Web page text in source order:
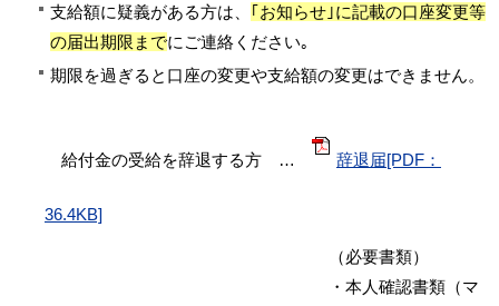
支給額に疑義がある方は、
｢お知らせ｣に記載の口座変更等
の届出期限までにご連絡ください｡
期限を過ぎると口座の変更や支給額の変更はできません。
給付金の受給を辞退する方 … 辞退届[PDF：
36.4KB]
（必要書類）
・本人確認書類（マ